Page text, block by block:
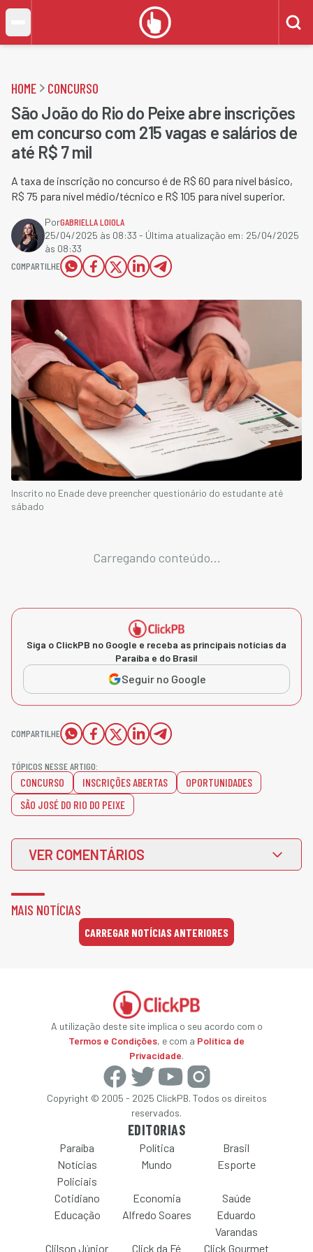
HOME CONCURSO
São João do Rio do Peixe abre inscrições
em concurso com 215 vagas e salários de
até R$ 7 mil
A taxa de inscrição no concurso é de R$ 60 para nível básico,
R$ 75 para nível médio/técnico e R$ 105 para nível superior.
PorGABRIELLA LOIOLA
25/04/2025 às 08:33 - Última atualização em: 25/04/2025
às 08:33
COMPARTILHE
Inscrito no Enade deve preencher questionário do estudante até
sábado
Carregando conteúdo...
Siga o ClickPB no Google e receba as principais notícias da
Paraíba e do Brasil
Seguir no Google
COMPARTILHE
TÓPICOS NESSE ARTIGO:
CONCURSO INSCRIÇÕES ABERTAS
OPORTUNIDADES
SÃO JOSÉ DO RIO DO PEIXE
VER COMENTÁRIOS
MAIS NOTÍCIAS
CARREGAR NOTÍCIAS ANTERIORES
A utilização deste site implica o seu acordo com o
Termos e Condições, e com a Política de
Privacidade.
Copyright © 2005 - 2025 ClickPB. Todos os direitos
reservados.
EDITORIAS
Paraíba Política
Brasil
Notícias
Policiais
Mundo Esporte
Cotidiano Economia
Saúde
Educação
Alfredo Soares
Eduardo
Varandas
Clilson Júnior
Click da Fé Click Gourmet